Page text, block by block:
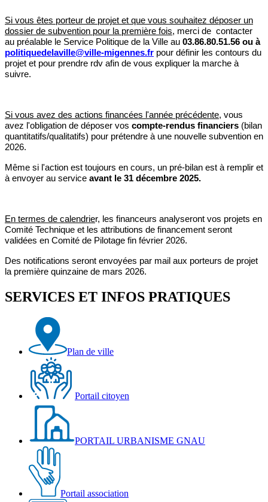
Si vous êtes porteur de projet et que vous souhaitez déposer un
dossier de subvention pour la première fois, merci de contacter
au préalable le Service Politique de la Ville au 03.86.80.51.56 ou à
politiquedelaville@ville-migennes.fr pour définir les contours du
projet et pour prendre rdv afin de vous expliquer la marche à
suivre.
Si vous avez des actions financées l'année précédente, vous
avez l'obligation de déposer vos compte-rendus financiers (bilan
quantitatifs/qualitatifs) pour prétendre à une nouvelle subvention en
2026.
Même si l'action est toujours en cours, un pré-bilan est à remplir et
à envoyer au service avant le 31 décembre 2025.
En termes de calendrier, les financeurs analyseront vos projets en
Comité Technique et les attributions de financement seront
validées en Comité de Pilotage fin février 2026.
Des notifications seront envoyées par mail aux porteurs de projet
la première quinzaine de mars 2026.
SERVICES ET INFOS PRATIQUES
Plan de ville
Portail citoyen
PORTAIL URBANISME GNAU
Portail association